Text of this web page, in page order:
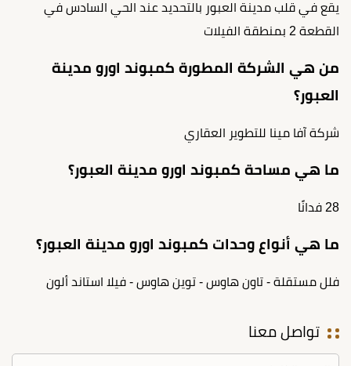
يقع في قلب مدينة العبور بالتحديد عند الحي السادس في
القطعة 2 بمنطقة الفيلات
من هي الشركة المطورة كمبوند اورو مدينة
العبور؟
شركة آفا مينا للتطوير العقاري
ما هي مساحة كمبوند اورو مدينة العبور؟
28 فدانًا
ما هي أنواع وحدات كمبوند اورو مدينة العبور؟
فلل مستقلة - تاون هاوس - توين هاوس - فيلا استاند ألون
تواصل معنا